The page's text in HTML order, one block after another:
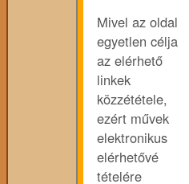
Mivel az oldal
egyetlen célja
az elérhető
linkek
közzététele,
ezért művek
elektronikus
elérhetővé
tételére